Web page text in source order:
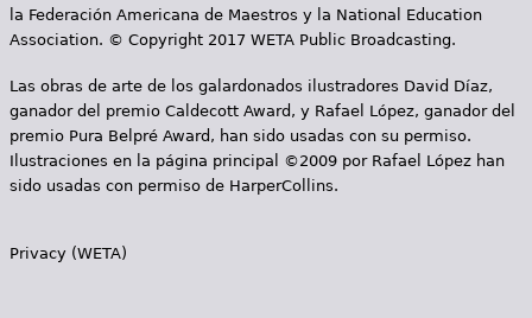
la Federación Americana de Maestros y la National Education
Association. © Copyright 2017 WETA Public Broadcasting.
Las obras de arte de los galardonados ilustradores David Díaz,
ganador del premio Caldecott Award, y Rafael López, ganador del
premio Pura Belpré Award, han sido usadas con su permiso.
Ilustraciones en la página principal ©2009 por Rafael López han
sido usadas con permiso de HarperCollins.
Privacy (WETA)